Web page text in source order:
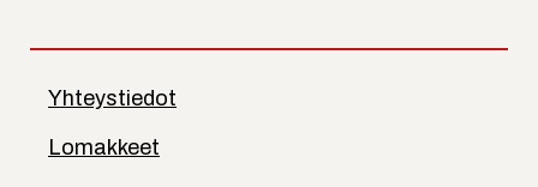
Yhteystiedot
Lomakkeet